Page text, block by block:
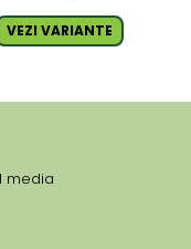
VEZI VARIANTE
media